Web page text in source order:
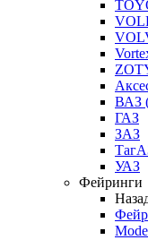
ВАЗ
ГАЗ
ЗАЗ
УАЗ
Фейринги